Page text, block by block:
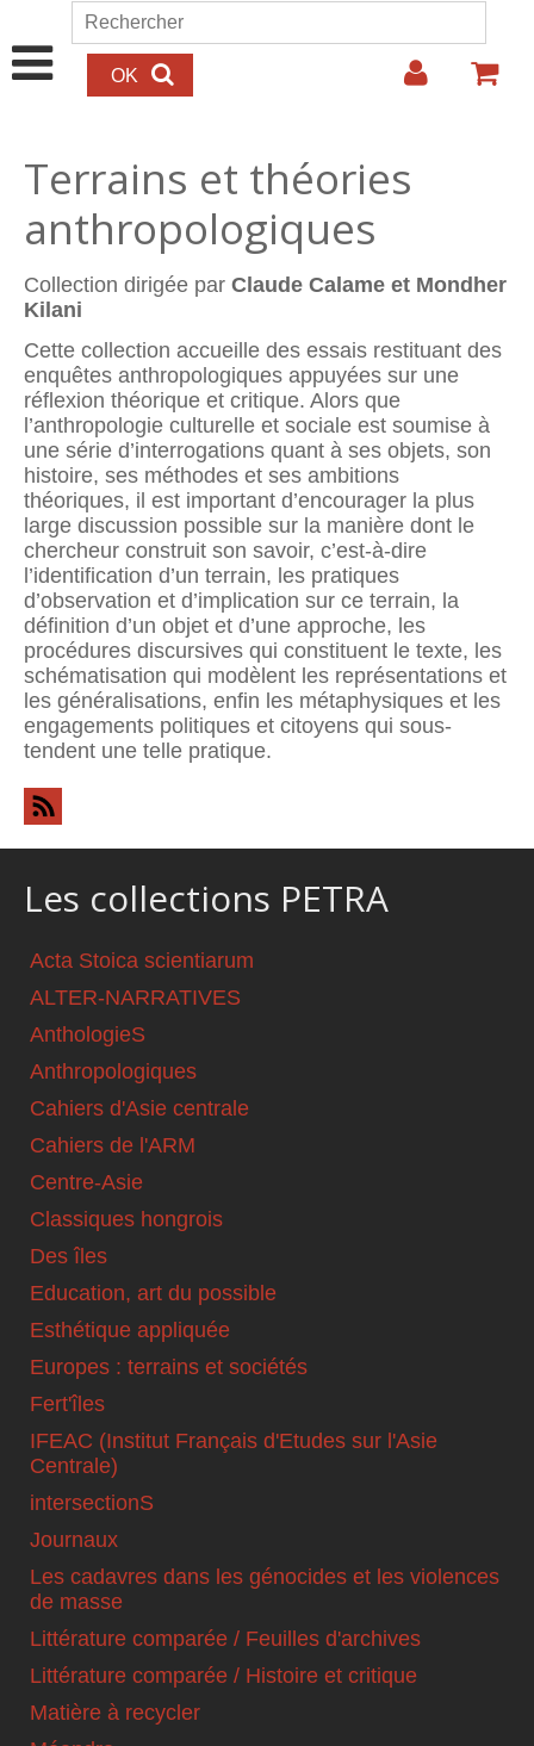
Aller au contenu principal
Formulaire de recherche
Rechercher
Terrains et théories
anthropologiques
Collection dirigée par Claude Calame et Mondher
Kilani
Cette collection accueille des essais restituant des
enquêtes anthropologiques appuyées sur une
réflexion théorique et critique. Alors que
l’anthropologie culturelle et sociale est soumise à
une série d’interrogations quant à ses objets, son
histoire, ses méthodes et ses ambitions
théoriques, il est important d’encourager la plus
large discussion possible sur la manière dont le
chercheur construit son savoir, c’est-à-dire
l’identification d’un terrain, les pratiques
d’observation et d’implication sur ce terrain, la
définition d’un objet et d’une approche, les
procédures discursives qui constituent le texte, les
schématisation qui modèlent les représentations et
les généralisations, enfin les métaphysiques et les
engagements politiques et citoyens qui sous-
tendent une telle pratique.
Les collections PETRA
Acta Stoica scientiarum
ALTER-NARRATIVES
AnthologieS
Anthropologiques
Cahiers d'Asie centrale
Cahiers de l'ARM
Centre-Asie
Classiques hongrois
Des îles
Education, art du possible
Esthétique appliquée
Europes : terrains et sociétés
Fert'îles
IFEAC (Institut Français d'Etudes sur l'Asie
Centrale)
intersectionS
Journaux
Les cadavres dans les génocides et les violences
de masse
Littérature comparée / Feuilles d'archives
Littérature comparée / Histoire et critique
Matière à recycler